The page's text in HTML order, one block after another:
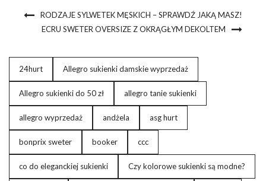
RODZAJE SYLWETEK MĘSKICH – SPRAWDŹ JAKĄ MASZ!
ECRU SWETER OVERSIZE Z OKRĄGŁYM DEKOLTEM
24hurt Allegro sukienki damskie wyprzedaż
Allegro sukienki do 50 zł allegro tanie sukienki
allegro wyprzedaż andżela asg hurt
bonprix sweter booker ccc
co do eleganckiej sukienki Czy kolorowe sukienki są modne?